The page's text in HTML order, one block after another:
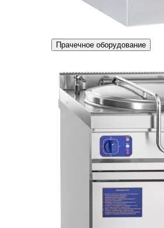
Прачечное оборудование